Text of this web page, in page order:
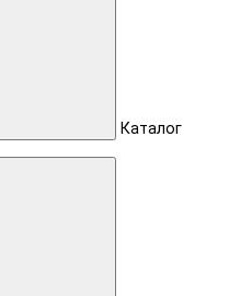
Каталог